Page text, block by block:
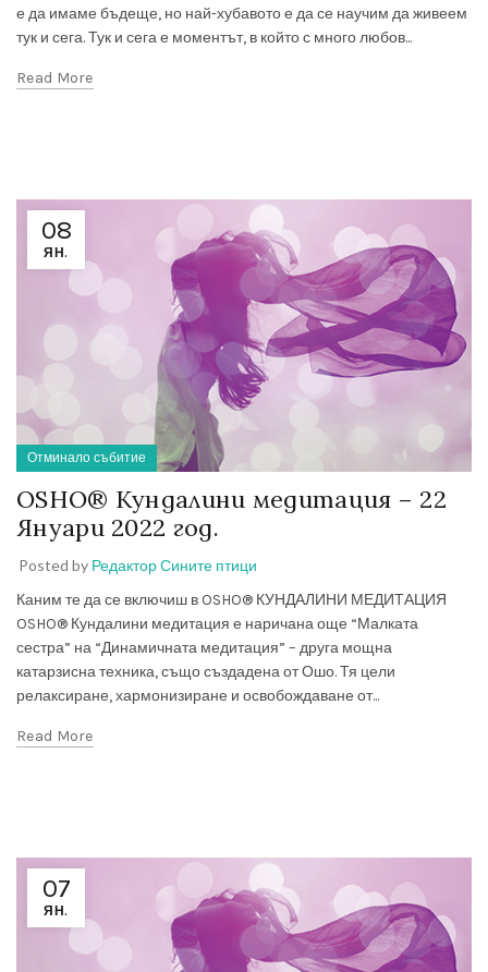
е да имаме бъдеще, но най-хубавото е да се научим да живеем
тук и сега. Тук и сега е моментът, в който с много любов...
Read More
08
ЯН.
Отминало събитие
OSHO® Кундалини медитация – 22
Януари 2022 год.
Posted by Редактор Сините птици
Каним те да се включиш в OSHO® КУНДАЛИНИ МЕДИТАЦИЯ
OSHO® Кундалини медитация е наричана още “Малката
сестра” на “Динамичната медитация” – друга мощна
катарзисна техника, също създадена от Ошо. Тя цели
релаксиране, хармонизиране и освобождаване от...
Read More
07
ЯН.